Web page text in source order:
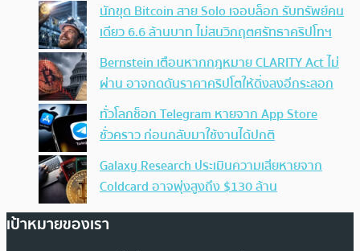
นักขุด Bitcoin สาย Solo เจอบล็อก รับทรัพย์คน
เดียว 6.6 ล้านบาท ไม่สนวิกฤตศรัทธาคริปโทฯ
Bernstein เตือนหากกฎหมาย CLARITY Act ไม่
ผ่าน อาจกดดันราคาคริปโตให้ดิ่งลงอีกระลอก
ทั่วโลกช็อก Telegram หายจาก App Store
ชั่วคราว ก่อนกลับมาใช้งานได้ปกติ
Galaxy Research ประเมินความเสียหายจาก
Coldcard อาจพุ่งสูงถึง $130 ล้าน
เป้าหมายของเรา